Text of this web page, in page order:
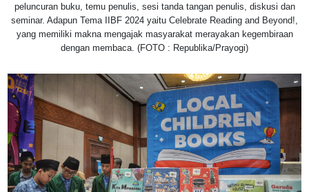
peluncuran buku, temu penulis, sesi tanda tangan penulis, diskusi dan
seminar. Adapun Tema IIBF 2024 yaitu Celebrate Reading and Beyond!,
yang memiliki makna mengajak masyarakat merayakan kegembiraan
dengan membaca. (FOTO : Republika/Prayogi)